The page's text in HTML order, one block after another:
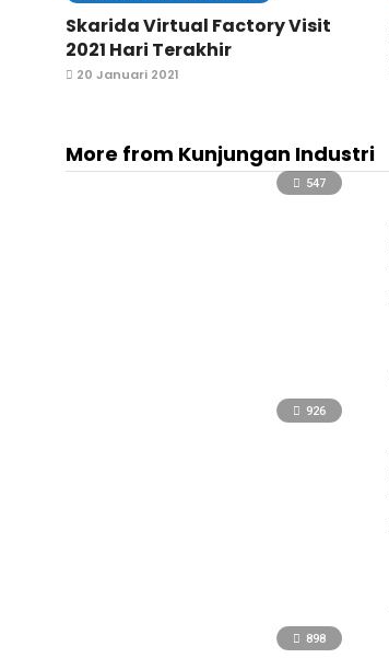
Skarida Virtual Factory Visit
2021 Hari Terakhir
20 Januari 2021
More from Kunjungan Industri
547
926
898